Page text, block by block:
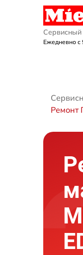
Сервисный
Ежедневно с
Ремонт